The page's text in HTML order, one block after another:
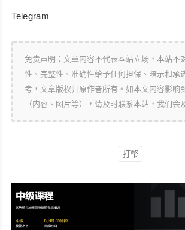
Telegram
免责声明：文章内容不代表本站立场，本站不
性、完整性、准确性给予任何担保、暗示和承
考，文章版权归原作者所有。如本文内容影响
（内容、图片等），请及时联系本站，我们会
打幣